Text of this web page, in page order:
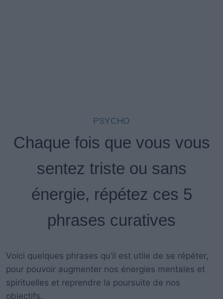
PSYCHO
Chaque fois que vous vous
sentez triste ou sans
énergie, répétez ces 5
phrases curatives
Voici quelques phrases qu’il est utile de se répéter,
pour pouvoir augmenter nos énergies mentales et
spirituelles et reprendre la poursuite de nos
objectifs.